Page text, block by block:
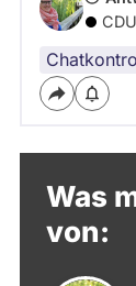
CDU
Was
von: